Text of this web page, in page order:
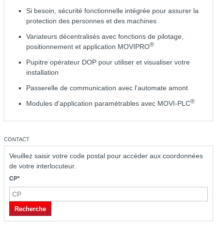
Si besoin, sécurité fonctionnelle intégrée pour assurer la
protection des personnes et des machines
Variateurs décentralisés avec fonctions de pilotage,
positionnement et application MOVIPRO®
Pupitre opérateur DOP pour utiliser et visualiser votre
installation
Passerelle de communication avec l'automate amont
Modules d'application paramétrables avec MOVI-PLC®
CONTACT
Veuillez saisir votre code postal pour accéder aux coordonnées
de votre interlocuteur.
CP*
Recherche